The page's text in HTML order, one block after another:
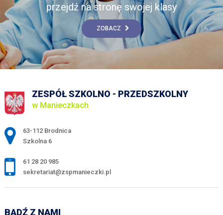
przejdź na stronę swojej klasy
ZOBACZ
ZESPÓŁ SZKOLNO - PRZEDSZKOLNY
w Manieczkach
Adres pocztowy:
63-112 Brodnica
Szkolna 6
61 28 20 985
sekretariat@zspmanieczki.pl
BĄDŹ Z NAMI